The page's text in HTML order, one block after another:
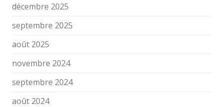
décembre 2025
septembre 2025
août 2025
novembre 2024
septembre 2024
août 2024